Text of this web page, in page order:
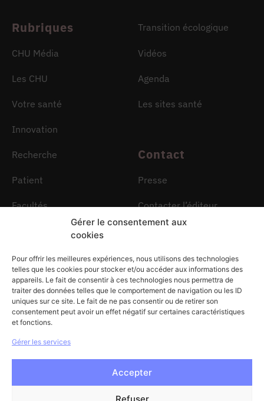
Gérer le consentement aux
cookies
Pour offrir les meilleures expériences, nous utilisons des technologies
telles que les cookies pour stocker et/ou accéder aux informations des
appareils. Le fait de consentir à ces technologies nous permettra de
traiter des données telles que le comportement de navigation ou les ID
uniques sur ce site. Le fait de ne pas consentir ou de retirer son
consentement peut avoir un effet négatif sur certaines caractéristiques
et fonctions.
Gérer les services
Accepter
Refuser
Rubriques
CHU Média
Les CHU
Votre santé
Innovation
Recherche
Patient
Facultés
Culture et patrimoine
Transition écologique
Vidéos
Agenda
Les sites santé
Contact
Presse
Contacter l’éditeur
Fil d’info
Chaque mois, CHU Média vous propose sa lettre d’infos
pour vous permettre de suivre l’actu des CHU Média ! A
chaque envoi, des articles soigneusement sélectionnés